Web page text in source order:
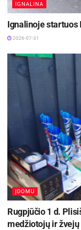
IGNALINA
Ignalinoje startuos
2026-07-31
ĮDOMU
Rugpjūčio 1 d.
medžiotojų ir